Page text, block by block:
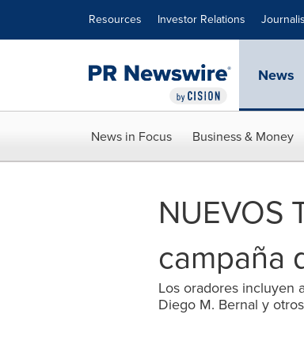
Resources Investor Relations
News
News in Focus Business & Money
NUEVOS
campaña
Los oradores incluyen
Diego M. Bernal y